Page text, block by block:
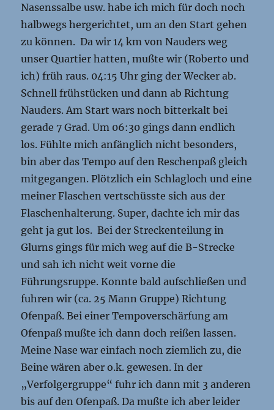
Nasenssalbe usw. habe ich mich für doch noch
halbwegs hergerichtet, um an den Start gehen
zu können. Da wir 14 km von Nauders weg
unser Quartier hatten, mußte wir (Roberto und
ich) früh raus. 04:15 Uhr ging der Wecker ab.
Schnell frühstücken und dann ab Richtung
Nauders. Am Start wars noch bitterkalt bei
gerade 7 Grad. Um 06:30 gings dann endlich
los. Fühlte mich anfänglich nicht besonders,
bin aber das Tempo auf den Reschenpaß gleich
mitgegangen. Plötzlich ein Schlagloch und eine
meiner Flaschen vertschüsste sich aus der
Flaschenhalterung. Super, dachte ich mir das
geht ja gut los. Bei der Streckenteilung in
Glurns gings für mich weg auf die B-Strecke
und sah ich nicht weit vorne die
Führungsruppe. Konnte bald aufschließen und
fuhren wir (ca. 25 Mann Gruppe) Richtung
Ofenpaß. Bei einer Tempoverschärfung am
Ofenpaß mußte ich dann doch reißen lassen.
Meine Nase war einfach noch ziemlich zu, die
Beine wären aber o.k. gewesen. In der
„Verfolgergruppe“ fuhr ich dann mit 3 anderen
bis auf den Ofenpaß. Da mußte ich aber leider